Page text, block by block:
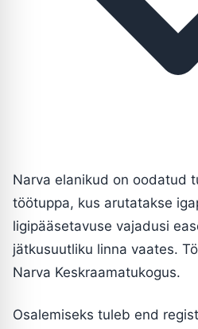
Narva elanikud on oodatud
töötuppa, kus arutatakse
ligipääsetavuse vajadusi
jätkusuutliku linna vaates.
Narva Keskraamatukogus.
Osalemiseks tuleb end